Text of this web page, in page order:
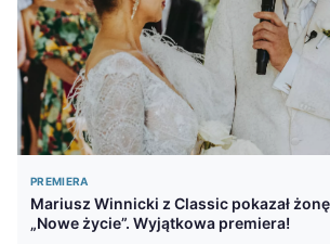
PREMIERA
Mariusz Winnicki z Classic pokazał
„Nowe życie”. Wyjątkowa premiera!